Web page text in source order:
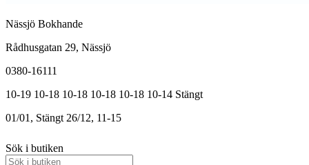
Nässjö Bokhande
Rådhusgatan 29, Nässjö
0380-16111
10-19 10-18 10-18 10-18 10-18 10-14 Stängt
01/01, Stängt 26/12, 11-15
Sök i butiken